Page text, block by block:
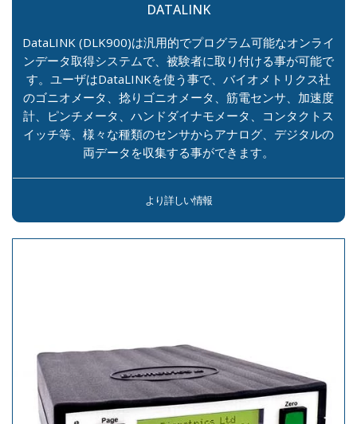
DATALINK
DataLINK (DLK900)は汎用的でプログラム可能なオンライ
ンデータ取得システムで、被験者に取り付ける事が可能で
す。ユーザはDataLINKを使う事で、バイオメトリクス社
のゴニオメータ、捻りゴニオメータ、筋電センサ、加速度
計、ピンチメータ、ハンドダイナモメータ、コンタクトス
イッチ等、様々な種類のセンサからアナログ、デジタルの
両データを収集する事ができます。
より詳しい情報